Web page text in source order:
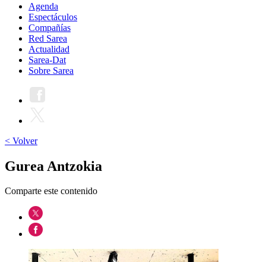
Agenda
Espectáculos
Compañías
Red Sarea
Actualidad
Sarea-Dat
Sobre Sarea
< Volver
Gurea Antzokia
Comparte este contenido